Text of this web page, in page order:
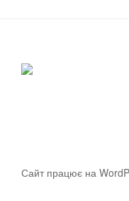
Сайт працює на